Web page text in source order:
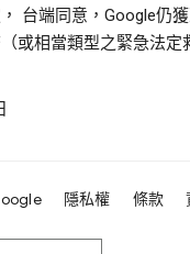
台端同意，Google仍
或相當類型之緊急法定
隱私權 條款